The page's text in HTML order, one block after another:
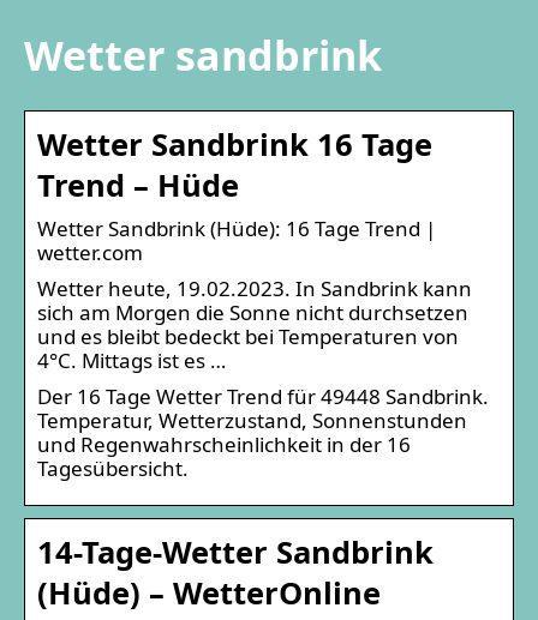
Wetter sandbrink
Wetter Sandbrink 16 Tage
Trend – Hüde
Wetter Sandbrink (Hüde): 16 Tage Trend |
wetter.com
Wetter heute, 19.02.2023. In Sandbrink kann
sich am Morgen die Sonne nicht durchsetzen
und es bleibt bedeckt bei Temperaturen von
4°C. Mittags ist es …
Der 16 Tage Wetter Trend für 49448 Sandbrink.
Temperatur, Wetterzustand, Sonnenstunden
und Regenwahrscheinlichkeit in der 16
Tagesübersicht.
14-Tage-Wetter Sandbrink
(Hüde) – WetterOnline